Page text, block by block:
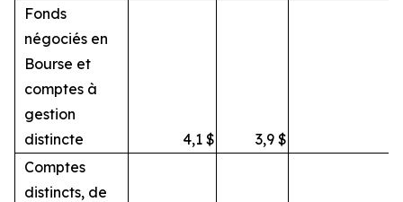
Fonds
négociés en
Bourse et
comptes à
gestion
distincte
4,1 $ 3,9 $
Comptes
distincts, de